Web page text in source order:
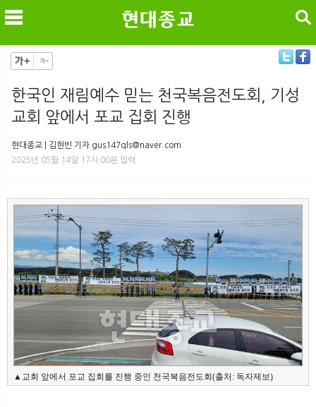
메
색
검색
한국인 재림예수 믿는 천국복음전도회, 기성
교회 앞에서 포교 집회 진행
현대종교 | 김현빈 기자 gus147qls@naver.com
2025년 05월 14일 17시 00분 입력
▲교회 앞에서 포교 집회를 진행 중인 천국복음전도회(출처: 독자제보)